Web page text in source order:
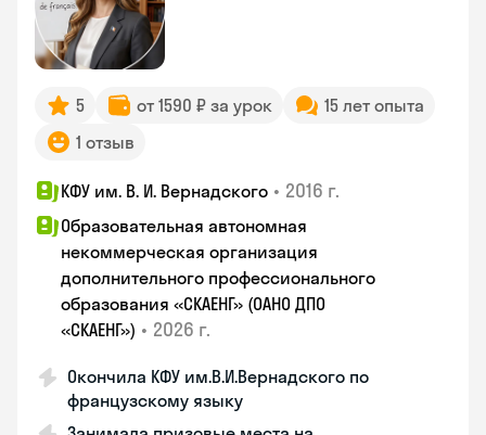
5 от 1590 ₽ за урок
15 лет опыта
1 отзыв
КФУ им. В. И. Вернадского • 2016 г.
Образовательная автономная
некоммерческая организация
дополнительного профессионального
образования «СКАЕНГ» (ОАНО ДПО
«СКАЕНГ») • 2026 г.
Окончила КФУ им.В.И.Вернадского по
французскому языку